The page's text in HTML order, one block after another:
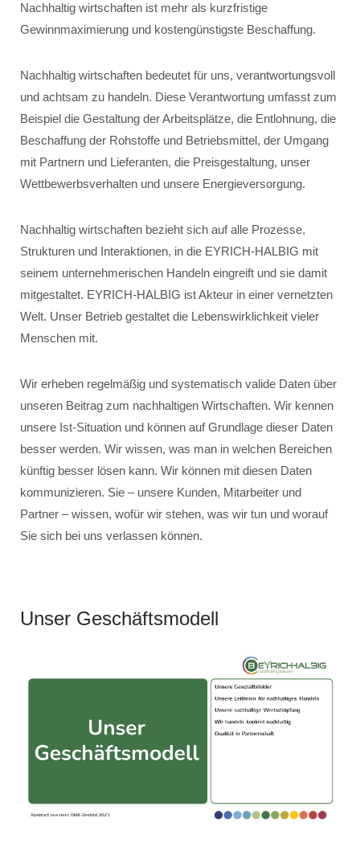
Nachhaltig wirtschaften ist mehr als kurzfristige
Gewinnmaximierung und kostengünstigste Beschaffung.
Nachhaltig wirtschaften bedeutet für uns, verantwortungsvoll
und achtsam zu handeln. Diese Verantwortung umfasst zum
Beispiel die Gestaltung der Arbeitsplätze, die Entlohnung, die
Beschaffung der Rohstoffe und Betriebsmittel, der Umgang
mit Partnern und Lieferanten, die Preisgestaltung, unser
Wettbewerbsverhalten und unsere Energieversorgung.
Nachhaltig wirtschaften bezieht sich auf alle Prozesse,
Strukturen und Interaktionen, in die EYRICH-HALBIG mit
seinem unternehmerischen Handeln eingreift und sie damit
mitgestaltet. EYRICH-HALBIG ist Akteur in einer vernetzten
Welt. Unser Betrieb gestaltet die Lebenswirklichkeit vieler
Menschen mit.
Wir erheben regelmäßig und systematisch valide Daten über
unseren Beitrag zum nachhaltigen Wirtschaften. Wir kennen
unsere Ist-Situation und können auf Grundlage dieser Daten
besser werden. Wir wissen, was man in welchen Bereichen
künftig besser lösen kann. Wir können mit diesen Daten
kommunizieren. Sie – unsere Kunden, Mitarbeiter und
Partner – wissen, wofür wir stehen, was wir tun und worauf
Sie sich bei uns verlassen können.
Unser Geschäftsmodell